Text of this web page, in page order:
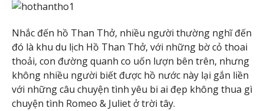
Nhắc đến hồ Than Thở, nhiều người thường nghĩ đến
đó là khu du lịch Hồ Than Thở, với những bờ cỏ thoai
thoải, con đường quanh co uốn lượn bên trên, nhưng
không nhiều người biết được hồ nước này lại gắn liền
với những câu chuyện tình yêu bi ai đẹp không thua gì
chuyện tình Romeo & Juliet ở trời tây.